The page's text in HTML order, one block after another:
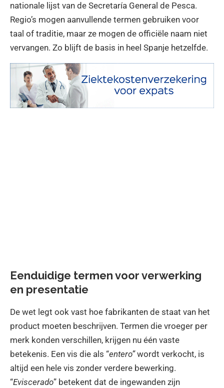
nationale lijst van de Secretaría General de Pesca.
Regio’s mogen aanvullende termen gebruiken voor
taal of traditie, maar ze mogen de officiële naam niet
vervangen. Zo blijft de basis in heel Spanje hetzelfde.
Eenduidige termen voor verwerking
en presentatie
De wet legt ook vast hoe fabrikanten de staat van het
product moeten beschrijven. Termen die vroeger per
merk konden verschillen, krijgen nu één vaste
betekenis. Een vis die als “entero”wordt verkocht, is
altijd een hele vis zonder verdere bewerking.
“Eviscerado” betekent dat de ingewanden zijn